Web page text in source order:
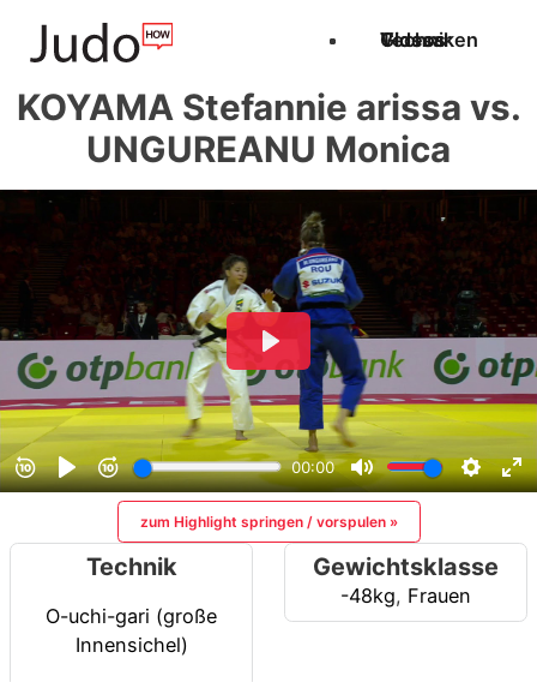
Techniken
Videos
Glossar
KOYAMA Stefannie arissa vs.
UNGUREANU Monica
zum Highlight springen / vorspulen »
Technik
O-uchi-gari (große
Innensichel)
Gewichtsklasse
-48kg, Frauen